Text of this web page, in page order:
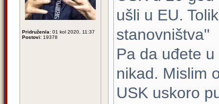
Pridružen/a: 01 kol 2020, 11:37
Postovi: 19378
ušli u EU.
stanovništva''
Pa da uđete
nikad. Mislim
USK uskoro